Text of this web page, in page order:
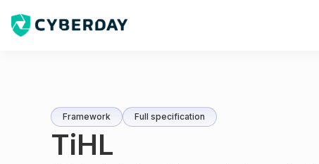
Framework Full specification
TiHL